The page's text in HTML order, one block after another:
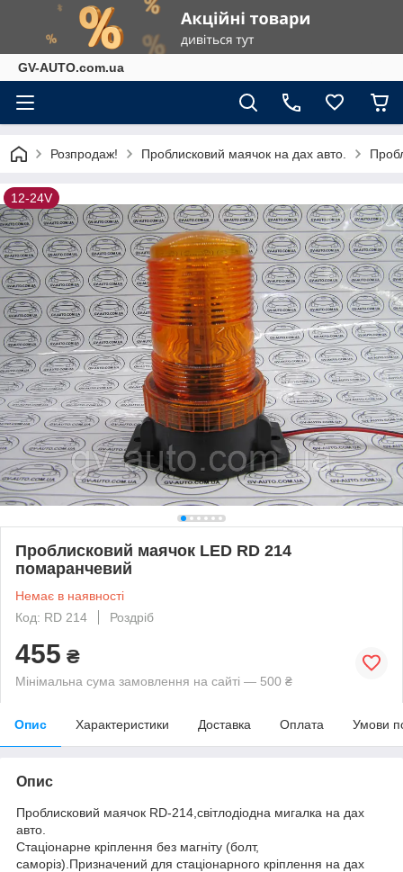
GV-AUTO.com.ua
Розпродаж! Проблисковий маячок на дах авто.
12-24V
Проблисковий маячок LED RD 214
помаранчевий
Немає в наявності
Код: RD 214
Роздріб
455 ₴
Мінімальна сума замовлення на сайті — 500 ₴
Опис Характеристики Доставка Оплата Умови
Опис
Проблисковий маячок RD-214,світлодіодна мигалка на дах
авто.
Стаціонарне кріплення без магніту (болт,
саморіз).Призначений для стаціонарного кріплення на дах